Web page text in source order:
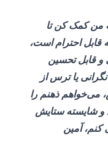
من کمک کن تا
قابل احترام است،
قابل تحسین
یا ترس از
می‌خواهم ذهنم را
و شایسته ستایش
کنم، آمین